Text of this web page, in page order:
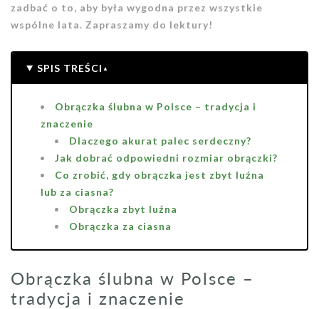
zadbać o to, aby była wygodna przez wszystkie
wspólne lata. Zapraszamy do lektury!
SPIS TREŚCI
Obrączka ślubna w Polsce – tradycja i
znaczenie
Dlaczego akurat palec serdeczny?
Jak dobrać odpowiedni rozmiar obrączki?
Co zrobić, gdy obrączka jest zbyt luźna
lub za ciasna?
Obrączka zbyt luźna
Obrączka za ciasna
Obrączka ślubna w Polsce –
tradycja i znaczenie